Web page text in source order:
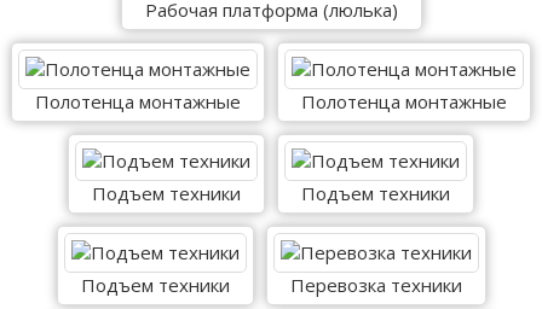
Рабочая платформа (люлька)
Полотенца монтажные Полотенца монтажные
Подъем техники Подъем техники
Подъем техники Перевозка техники